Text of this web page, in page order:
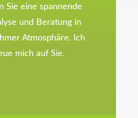
Sie eine spannende
und Beratung in
Atmosphäre. Ich
mich auf Sie.